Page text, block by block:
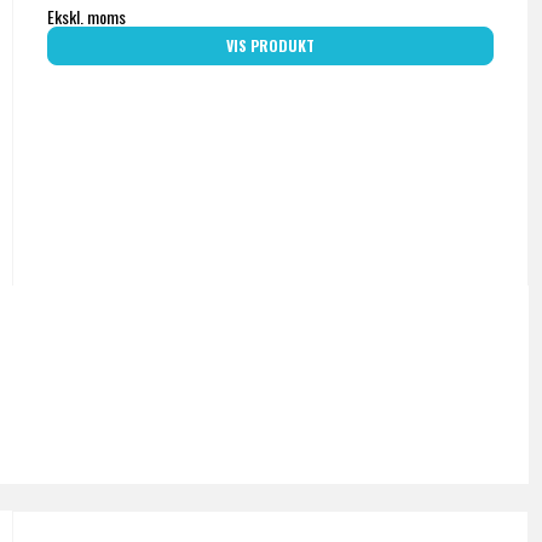
Ekskl. moms
VIS PRODUKT